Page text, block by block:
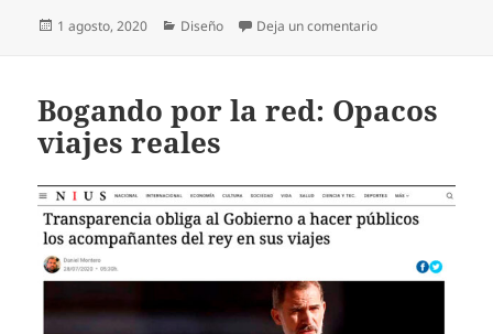
Publicado
1 agosto, 2020 Categorías
Diseño Deja un comentarioen Bogando por
Bogando por la red: Opacos
viajes reales